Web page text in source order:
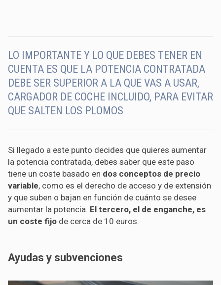
LO IMPORTANTE Y LO QUE DEBES TENER EN
CUENTA ES QUE LA POTENCIA CONTRATADA
DEBE SER SUPERIOR A LA QUE VAS A USAR,
CARGADOR DE COCHE INCLUIDO, PARA EVITAR
QUE SALTEN LOS PLOMOS
Si llegado a este punto decides que quieres aumentar
la potencia contratada, debes saber que este paso
tiene un coste basado en dos conceptos de precio
variable, como es el derecho de acceso y de extensión
y que suben o bajan en función de cuánto se desee
aumentar la potencia. El tercero, el de enganche, es
un coste fijo de cerca de 10 euros.
Ayudas y subvenciones